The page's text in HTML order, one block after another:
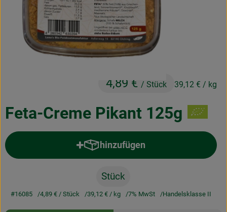
Frisches
Naturkost
Getränke
Lieferservice
Über uns
Feta-Creme Pikant 125g
4,89 € / Stück 39,12 € / kg
hinzufügen
Produkt zum Warenkorb
Stück
#16085 4,89 € / Stück 39,12 € / kg 7% MwSt Handelsklasse II